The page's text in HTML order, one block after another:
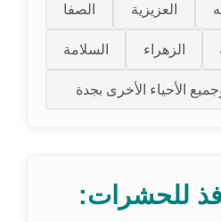
العزيزية الصفا
الزهراء السلامة
الأحياء الأخرى بجدة
للحشرات: